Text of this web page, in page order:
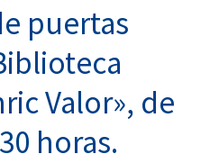
puertas
Valor», de
horas.